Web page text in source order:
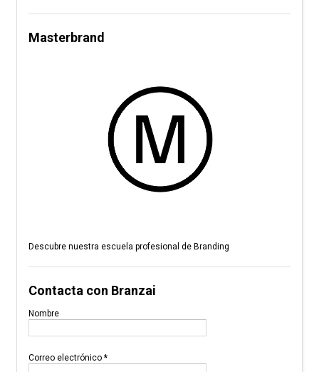
Masterbrand
Descubre nuestra escuela profesional de Branding
Contacta con Branzai
Nombre
Correo electrónico *